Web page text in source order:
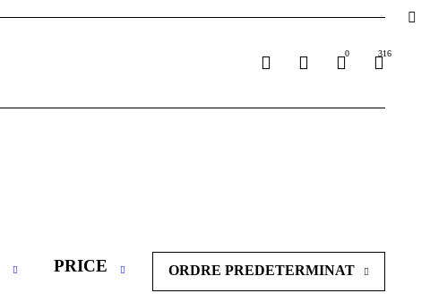
316
0
ORDRE PREDETERMINAT
PRICE